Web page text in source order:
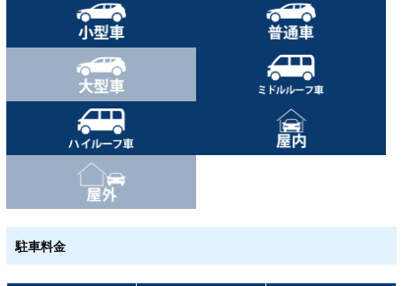
駐車料金